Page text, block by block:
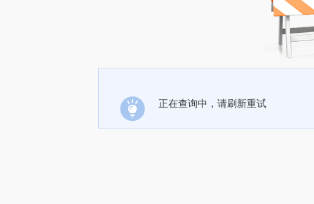
正在查询中，请刷新重试